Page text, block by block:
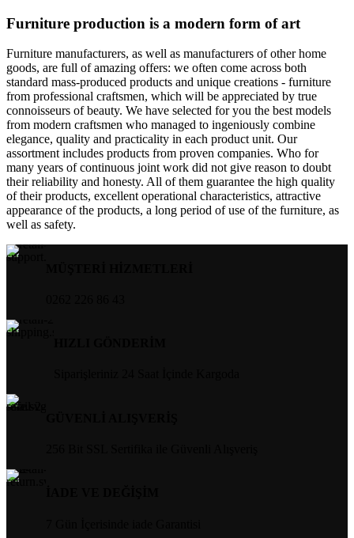
Furniture production is a modern form of art
Furniture manufacturers, as well as manufacturers of other home
goods, are full of amazing offers: we often come across both
standard mass-produced products and unique creations - furniture
from professional craftsmen, which will be appreciated by true
connoisseurs of beauty. We have selected for you the best models
from modern craftsmen who managed to ingeniously combine
elegance, quality and practicality in each product unit. Our
assortment includes products from proven companies. Who for
many years of continuous joint work did not give reason to doubt
their reliability and honesty. All of them guarantee the high quality
of their products, excellent operational characteristics, attractive
appearance of the products, a long period of use of the furniture, as
well as safety.